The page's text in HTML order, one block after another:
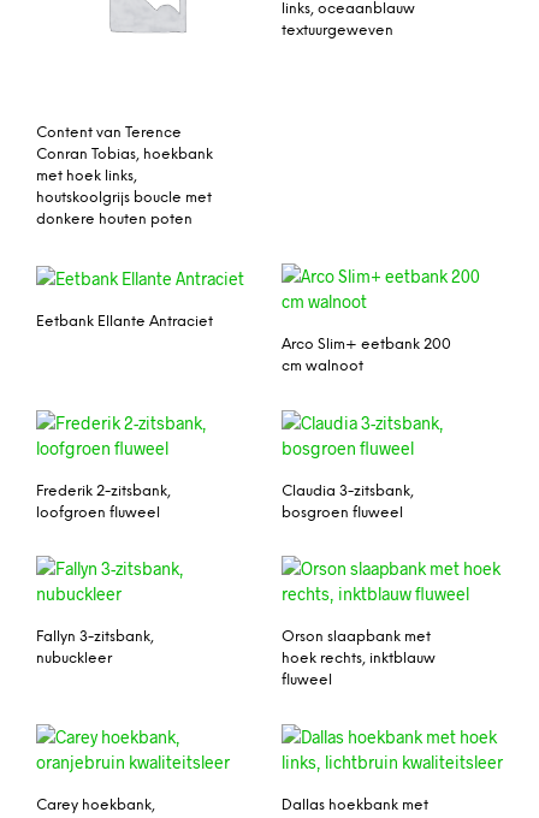
Content van Terence
Conran Tobias, hoekbank
met hoek links,
houtskoolgrijs boucle met
donkere houten poten
links, oceaanblauw
textuurgeweven
Eetbank Ellante Antraciet
Arco Slim+ eetbank 200
cm walnoot
Frederik 2-zitsbank,
loofgroen fluweel
Claudia 3-zitsbank,
bosgroen fluweel
Fallyn 3-zitsbank,
nubuckleer
Orson slaapbank met
hoek rechts, inktblauw
fluweel
Carey hoekbank,
Dallas hoekbank met